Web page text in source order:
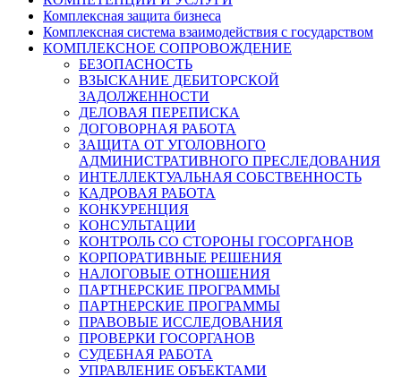
Комплексная защита бизнеса
Комплексная система взаимодействия с государством
КОМПЛЕКСНОЕ СОПРОВОЖДЕНИЕ
БЕЗОПАСНОСТЬ
ВЗЫСКАНИЕ ДЕБИТОРСКОЙ
ЗАДОЛЖЕННОСТИ
ДЕЛОВАЯ ПЕРЕПИСКА
ДОГОВОРНАЯ РАБОТА
ЗАЩИТА ОТ УГОЛОВНОГО
АДМИНИСТРАТИВНОГО ПРЕСЛЕДОВАНИЯ
ИНТЕЛЛЕКТУАЛЬНАЯ СОБСТВЕННОСТЬ
КАДРОВАЯ РАБОТА
КОНКУРЕНЦИЯ
КОНСУЛЬТАЦИИ
КОНТРОЛЬ СО СТОРОНЫ ГОСОРГАНОВ
КОРПОРАТИВНЫЕ РЕШЕНИЯ
НАЛОГОВЫЕ ОТНОШЕНИЯ
ПАРТНЕРСКИЕ ПРОГРАММЫ
ПАРТНЕРСКИЕ ПРОГРАММЫ
ПРАВОВЫЕ ИССЛЕДОВАНИЯ
ПРОВЕРКИ ГОСОРГАНОВ
СУДЕБНАЯ РАБОТА
УПРАВЛЕНИЕ ОБЪЕКТАМИ